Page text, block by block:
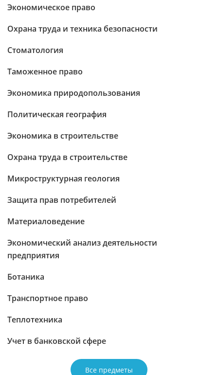
Экономическое право
Охрана труда и техника безопасности
Стоматология
Таможенное право
Экономика природопользования
Политическая география
Экономика в строительстве
Охрана труда в строительстве
Микроструктурная геология
Защита прав потребителей
Материаловедение
Экономический анализ деятельности
предприятия
Ботаника
Транспортное право
Теплотехника
Учет в банковской сфере
Все предметы